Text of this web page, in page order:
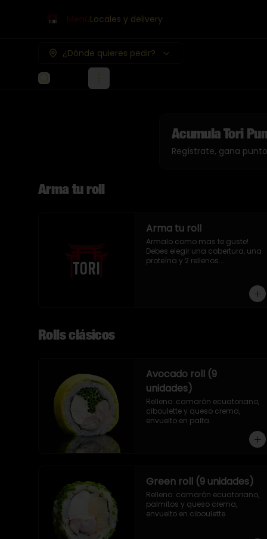
MenúLocales y delivery
¿Dónde quieres pedir?
Acumula Tori
Regístrate, gana
Arma tu roll
Arma tu roll
Armalo como mas te guste!
Debes elegir una cobertura, una
proteína y 2 rellenos.
Rolls clásicos
Avocado roll (9
unidades)
Relleno: camarón ecuatoriano,
ciboulette y queso crema,
envuelto en palta.
Green roll (9 unidades)
Relleno: camarón ecuatoriano,
palmitos y queso crema,
envuelto en ciboulette.